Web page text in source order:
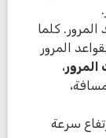
المرور. كلما
المرور
المرور،
سرعة